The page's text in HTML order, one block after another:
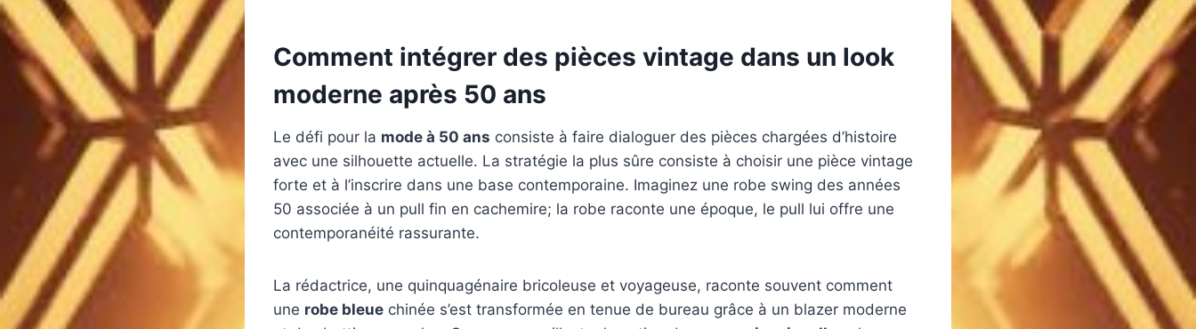
Comment intégrer des pièces vintage dans un look
moderne après 50 ans
Le défi pour la mode à 50 ans consiste à faire dialoguer des pièces chargées d’histoire
avec une silhouette actuelle. La stratégie la plus sûre consiste à choisir une pièce vintage
forte et à l’inscrire dans une base contemporaine. Imaginez une robe swing des années
50 associée à un pull fin en cachemire; la robe raconte une époque, le pull lui offre une
contemporanéité rassurante.
La rédactrice, une quinquagénaire bricoleuse et voyageuse, raconte souvent comment
une robe bleue chinée s’est transformée en tenue de bureau grâce à un blazer moderne